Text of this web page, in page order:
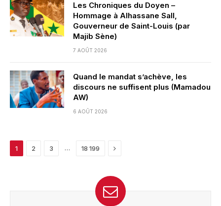
Les Chroniques du Doyen –
Hommage à Alhassane Sall,
Gouverneur de Saint-Louis (par
Majib Sène)
7 AOÛT 2026
Quand le mandat s’achève, les
discours ne suffisent plus (Mamadou
AW)
6 AOÛT 2026
1 2 3 … 18 199 Next